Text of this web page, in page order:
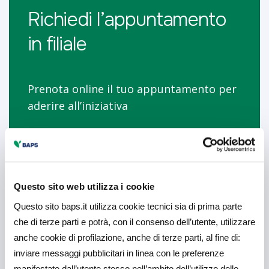
Questo sito web utilizza i cookie
Questo sito baps.it utilizza cookie tecnici sia di prima parte
che di terze parti e potrà, con il consenso dell’utente, utilizzare
anche cookie di profilazione, anche di terze parti, al fine di:
inviare messaggi pubblicitari in linea con le preferenze
Richiedi l’appuntamento
in filiale
Prenota online il tuo appuntamento per
aderire all’iniziativa
Prendi appuntamento
Messaggio pubblicitario con finalità promozionale.